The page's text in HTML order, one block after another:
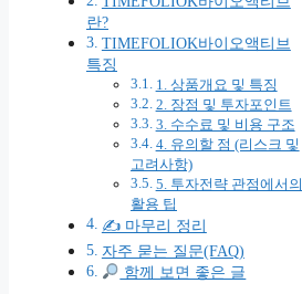
란?
TIMEFOLIOK바이오액티브
특징
1. 상품개요 및 특징
2. 장점 및 투자포인트
3. 수수료 및 비용 구조
4. 유의할 점 (리스크 및
고려사항)
5. 투자전략 관점에서의
활용 팁
✍️ 마무리 정리
자주 묻는 질문(FAQ)
함께 보면 좋은 글